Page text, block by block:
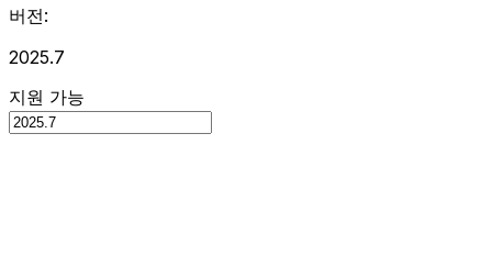
버전:
2025.7
지원 가능